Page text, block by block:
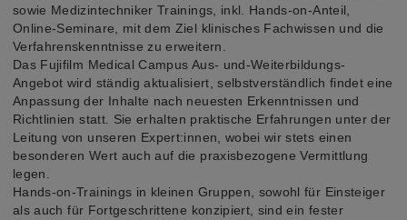
sowie Medizintechniker Trainings, inkl. Hands-on-Anteil,
Online-Seminare, mit dem Ziel klinisches Fachwissen und die
Verfahrenskenntnisse zu erweitern.
Das Fujifilm Medical Campus Aus- und-Weiterbildungs-
Angebot wird ständig aktualisiert, selbstverständlich findet eine
Anpassung der Inhalte nach neuesten Erkenntnissen und
Richtlinien statt. Sie erhalten praktische Erfahrungen unter der
Leitung von unseren Expert:innen, wobei wir stets einen
besonderen Wert auch auf die praxisbezogene Vermittlung
legen.
Hands-on-Trainings in kleinen Gruppen, sowohl für Einsteiger
als auch für Fortgeschrittene konzipiert, sind ein fester